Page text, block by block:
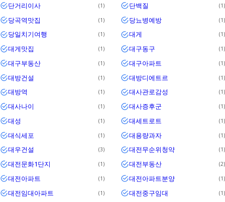
단거리이사 1 단백질 1
당곡역맛집 1 당뇨병예방 1
당일치기여행 1 대게 1
대게맛집 1 대구동구 1
대구부동산 1 대구아파트 1
대방건설 1 대방디에트르 1
대방역 1 대사관로감성 1
대사나이 1 대사증후군 1
대성 1 대세트로트 1
대식세포 1 대용량과자 1
대우건설 3 대전무순위청약 1
대전문화1단지 1 대전부동산 2
대전아파트 1 대전아파트분양 1
대전임대아파트 1 대전중구임대 1